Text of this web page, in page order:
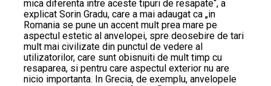
mica diferenta intre aceste tipuri de resapate“, a
explicat Sorin Gradu, care a mai adaugat ca „in
Romania se pune un accent mult prea mare pe
aspectul estetic al anvelopei, spre deosebire de tari
mult mai civilizate din punctul de vedere al
utilizatorilor, care sunt obisnuiti de mult timp cu
resaparea, si pentru care aspectul exterior nu are
nicio importanta. In Grecia, de exemplu, anvelopele